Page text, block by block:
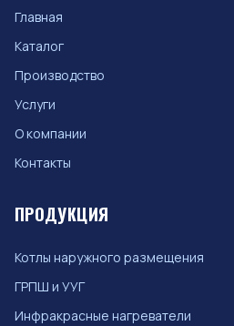
Главная
Каталог
Производство
Услуги
О компании
Контакты
ПРОДУКЦИЯ
Котлы наружного размещения
ГРПШ и УУГ
Инфракрасные нагреватели